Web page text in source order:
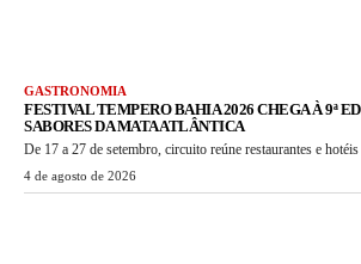
GASTRONOMIA
FESTIVAL TEMPERO BAHIA 2026 CHEGA À 9ª
SABORES DA MATA ATLÂNTICA
De 17 a 27 de setembro, circuito reúne restaurantes e
4 de agosto de 2026